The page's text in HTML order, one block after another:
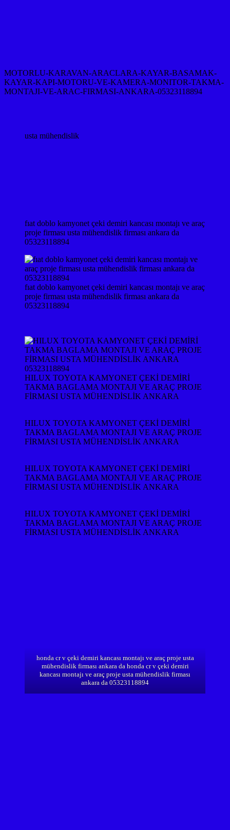
MOTORLU-KARAVAN-ARACLARA-KAYAR-BASAMAK-
KAYAR-KAPI-MOTORU-VE-KAMERA-MONITOR-TAKMA-
MONTAJI-VE-ARAC-FIRMASI-ANKARA-05323118894
usta mühendislik
fıat doblo kamyonet çeki demiri kancası montajı ve araç
proje firması usta mühendislik firması ankara da
05323118894
fıat doblo kamyonet çeki demiri kancası montajı ve araç
proje firması usta mühendislik firması ankara da
05323118894
HILUX TOYOTA KAMYONET ÇEKİ DEMİRİ
TAKMA BAGLAMA MONTAJI VE ARAÇ PROJE
FİRMASI USTA MÜHENDİSLİK ANKARA
HILUX TOYOTA KAMYONET ÇEKİ DEMİRİ
TAKMA BAGLAMA MONTAJI VE ARAÇ PROJE
FİRMASI USTA MÜHENDİSLİK ANKARA
HILUX TOYOTA KAMYONET ÇEKİ DEMİRİ
TAKMA BAGLAMA MONTAJI VE ARAÇ PROJE
FİRMASI USTA MÜHENDİSLİK ANKARA
HILUX TOYOTA KAMYONET ÇEKİ DEMİRİ
TAKMA BAGLAMA MONTAJI VE ARAÇ PROJE
FİRMASI USTA MÜHENDİSLİK ANKARA
honda cr v çeki demiri kancası montajı ve araç proje usta
mühendislik firması ankara da honda cr v çeki demiri
kancası montajı ve araç proje usta mühendislik firması
ankara da 05323118894